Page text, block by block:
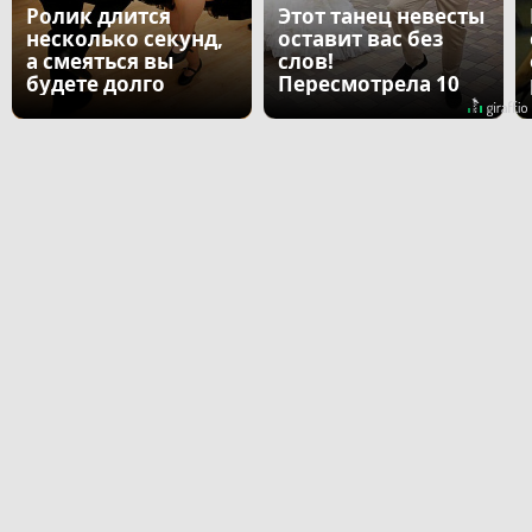
Ролик длится
несколько секунд,
а смеяться вы
будете долго
Этот танец невесты
оставит вас без
слов!
Пересмотрела 10